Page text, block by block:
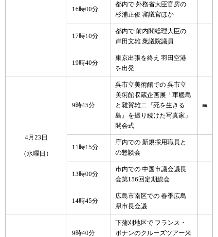
16時00分
都内で 外務省大臣官房の
杉浦正俊 審議官ほか
17時10分
都内で 前内閣総理大臣の
岸田文雄 衆議院議員
19時40分
東京出張を終え 羽田空港
を出発
4月23日
（水曜日）
9時45分
呉市立美術館での 呉市立
美術館収蔵企画展「軍艦島
と雜賀雄二『死を生きる
島』を撮り続けた写真家」
開会式
11時15分
庁内での 新規採用職員と
の懇談会
13時00分
市内での 中国市議会議長
会第156回定期総会
14時45分
広島市南区での 春季広島
県市長会議
9時40分
下蒲刈地区で フランス・
ポナンのクルーズツアー来